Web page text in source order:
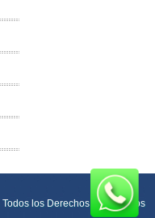
Todos los Derechos Reservados